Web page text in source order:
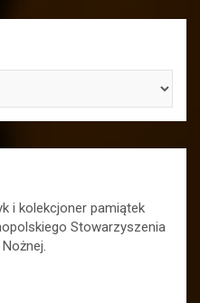
i kolekcjoner pamiątek
Stowarzyszenia